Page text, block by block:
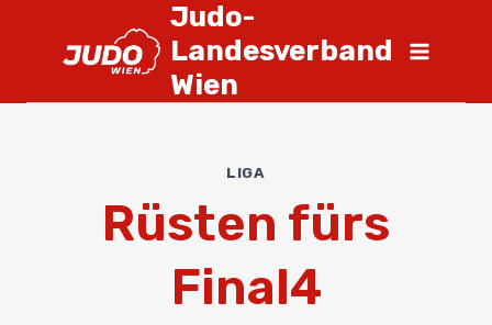
Judo-
Landesverband
Wien
LIGA
Rüsten fürs
Final4